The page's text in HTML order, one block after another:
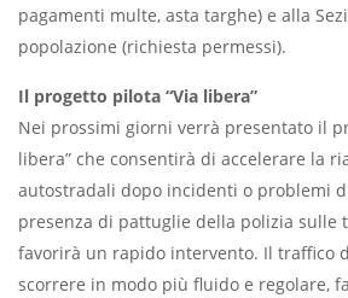
pagamenti multe, asta targhe) e alla
popolazione (richiesta permessi).
Il progetto pilota “Via libera”
Nei prossimi giorni verrà presentato il
libera” che consentirà di accelerare la
autostradali dopo incidenti o problemi
presenza di pattuglie della polizia sulle
favorirà un rapido intervento. Il traffico
scorrere in modo più fluido e regolare,